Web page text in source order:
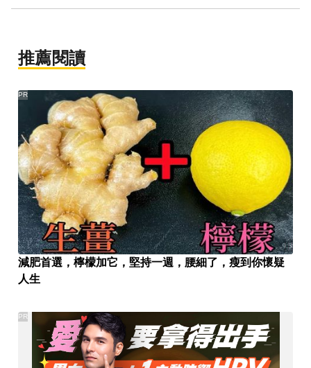
推薦閱讀
減肥首選，檸檬加它，堅持一週，腰細了，瘦到你懷疑
人生
PR
PR